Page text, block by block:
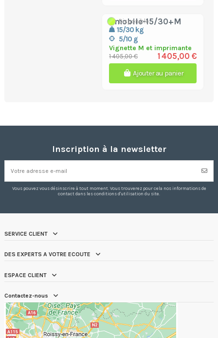
bmobile-15/30+M
15/30 kg
5/10 g
Vignette M et imprimante
Disponible
1 405,00 € 1 405,00 €
Ajouter au panier
Inscription à la newsletter
Vous pouvez vous désinscrire à tout moment. Vous trouverez pour cela nos informations de
contact dans les conditions d'utilisation du site.
SERVICE CLIENT
DES EXPERTS A VOTRE ECOUTE
ESPACE CLIENT
Contactez-nous